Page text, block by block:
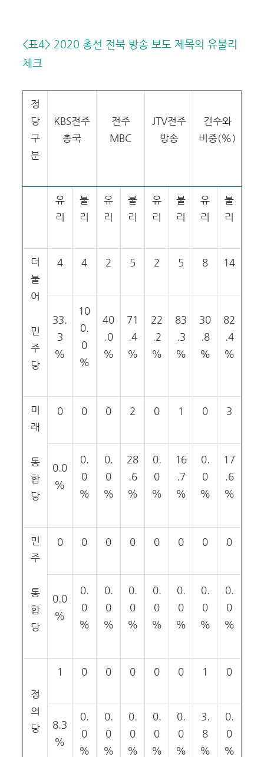
<표4> 2020 총선 전북 방송 보도 제목의 유불리
체크
정
당
구
분
KBS전주
총국
전주
MBC
JTV전주
방송
건수와
비중(%)
유
리
불
리
유
리
불
리
유
리
불
리
유
리
불
리
더
불
어
민
주
당
4 4 2 5 2 5 8 14
33.
3
%
10
0.
0
%
40
.0
%
71
.4
%
22
.2
%
83
.3
%
30
.8
%
82
.4
%
미
래
통
합
당
0 0 0 2 0 1 0 3
0.0
%
0.
0
%
0.
0
%
28
.6
%
0.
0
%
16
.7
%
0.
0
%
17
.6
%
민
주
통
합
당
0 0 0 0 0 0 0 0
0.0
%
0.
0
%
0.
0
%
0.
0
%
0.
0
%
0.
0
%
0.
0
%
0.
0
%
정
의
당
1 0 0 0 0 0 1 0
8.3
%
0.
0
%
0.
0
%
0.
0
%
0.
0
%
0.
0
%
3.
8
%
0.
0
%